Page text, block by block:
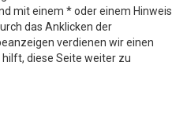
mit einem * oder einem Hinweis
das Anklicken der
verdienen wir einen
diese Seite weiter zu